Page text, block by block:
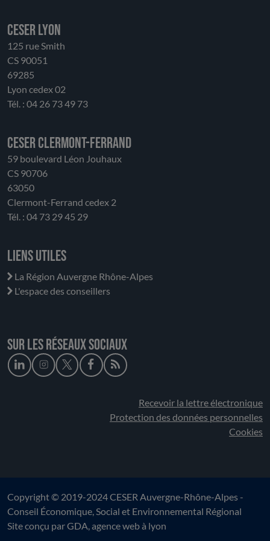
souplesse, leur ancrage local et leur capacité
d’initiative, conditions indispensables à leur réussite.
L’enjeu est de trouver un équilibre juste entre
orientation stratégique régionale et autonomie des
territoires, entre harmonisation et respect de la
diversité. Au-delà de cet avis, le CESER réaffirme son
environnementaux, économiques et sociaux de la
région, au service de tous ses habitants.
CESER LYON
125 rue Smith
CS 90051
69285
Lyon cedex 02
Tél. : 04 26 73 49 73
CESER Clermont-Ferrand
59 boulevard Léon Jouhaux
CS 90706
63050
Clermont-Ferrand cedex 2
Tél. : 04 73 29 45 29
Liens utiles
La Région Auvergne Rhône-Alpes
L'espace des conseillers
Sur les réseaux sociaux
Recevoir la lettre électronique
Protection des données personnelles
Cookies
Copyright © 2019-2024 CESER Auvergne-Rhône-Alpes -
Conseil Économique, Social et Environnemental Régional
Site conçu parGDA, agence web à lyon